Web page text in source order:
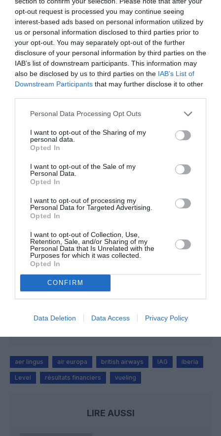
opt-out request is processed you may continue seeing
interest-based ads based on personal information utilized by
us or personal information disclosed to third parties prior to
your opt-out. You may separately opt-out of the further
disclosure of your personal information by third parties on the
IAB’s list of downstream participants. This information may
also be disclosed by us to third parties on the IAB’s List of
Downstream Participants that may further disclose it to other
Personal Data Processing Opt Outs
I want to opt-out of the Sharing of my
personal data.
Opted In
I want to opt-out of the Sale of my
Personal Data.
Opted In
I want to opt-out of processing my
Personal Data for Targeted Advertising.
Opted In
I want to opt-out of Collection, Use,
Retention, Sale, and/or Sharing of my
Personal Data that Is Unrelated with the
Purposes for which it was collected.
Opted In
CONFIRM
Data Deletion Data Access Privacy Policy
FAIRE UN DON
Appel aux lecteurs !
Soutenez Air Journal participezà son
développement !
NOUS SOUTENIR
DERNIERS COMMENTAIRES
CG59a commenté l'article :
Un enfant refuse sa ceinture : un vol Porter Airlines
annulé au Canada
Donald Trumpa commenté l'article :
cabine du futur 747-8 en cause
aer lingus air europa british airways IAG iberia
Level résultats financiers vueling
LIRE AUSSI